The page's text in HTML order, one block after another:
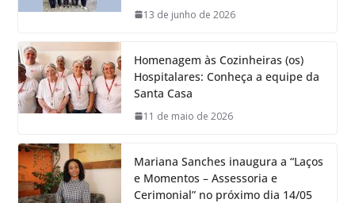
13 de junho de 2026
Homenagem às Cozinheiras (os)
Hospitalares: Conheça a equipe da
Santa Casa
11 de maio de 2026
Mariana Sanches inaugura a “Laços
e Momentos – Assessoria e
Cerimonial” no próximo dia 14/05